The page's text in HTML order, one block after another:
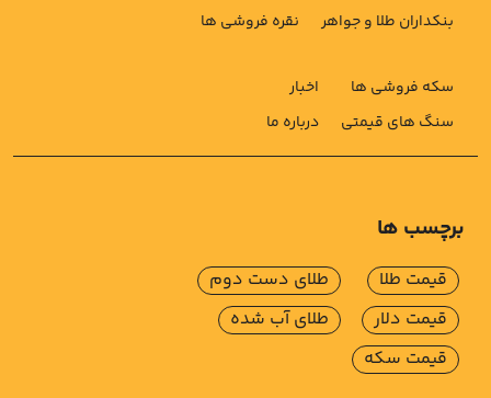
بنکداران طلا و جواهر
نقره فروشی ها
سکه فروشی ها
سنگ های قیمتی
اخبار
درباره ما
برچسب ها
قیمت طلا
قیمت دلار
قیمت سکه
طلای دست دوم
طلای آب شده